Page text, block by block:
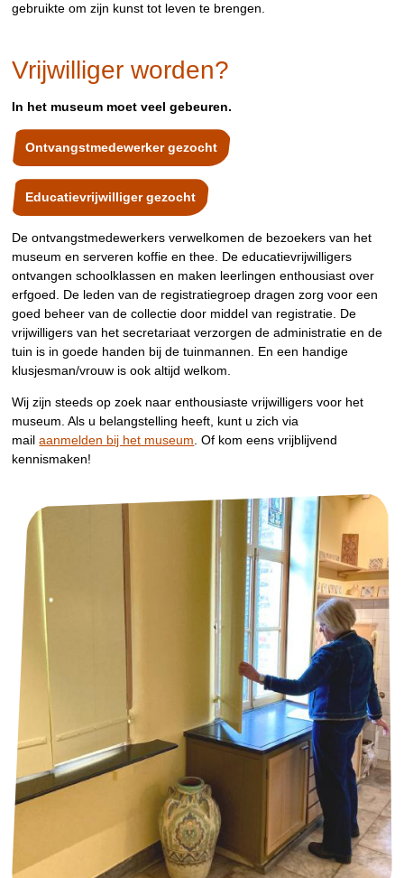
gebruikte om zijn kunst tot leven te brengen.
Vrijwilliger worden?
In het museum moet veel gebeuren.
Ontvangstmedewerker gezocht
Educatievrijwilliger gezocht
De ontvangstmedewerkers verwelkomen de bezoekers van het
museum en serveren koffie en thee. De educatievrijwilligers
ontvangen schoolklassen en maken leerlingen enthousiast over
erfgoed. De leden van de registratiegroep dragen zorg voor een
goed beheer van de collectie door middel van registratie. De
vrijwilligers van het secretariaat verzorgen de administratie en de
tuin is in goede handen bij de tuinmannen. En een handige
klusjesman/vrouw is ook altijd welkom.
Wij zijn steeds op zoek naar enthousiaste vrijwilligers voor het
museum. Als u belangstelling heeft, kunt u zich via
mailaanmelden bij het museum . Of kom eens vrijblijvend
kennismaken!